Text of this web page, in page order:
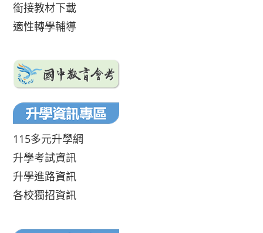
銜接教材下載
適性轉學輔導
115多元升學網
升學考試資訊
升學進路資訊
各校獨招資訊